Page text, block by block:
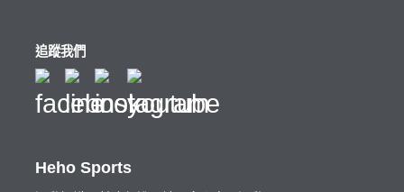
Heho Sports
追蹤我們